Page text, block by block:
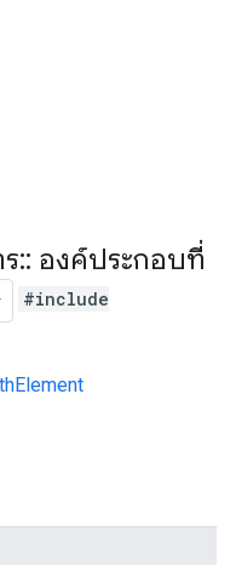
:: องค์ประกอบที่
#include